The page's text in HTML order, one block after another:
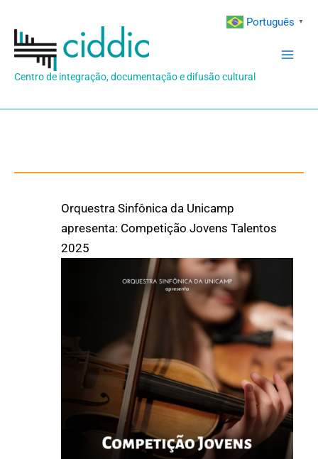
para
conteúdo
Centro de integração, documentação e difusão cultural
Orquestra Sinfônica da Unicamp
apresenta: Competição Jovens Talentos
2025
Português ▼